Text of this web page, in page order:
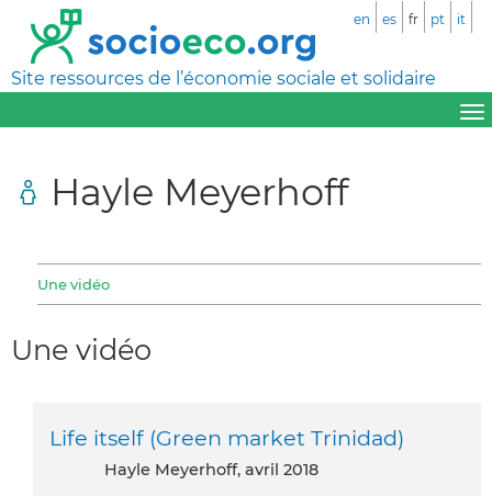
Site ressources de l’économie sociale et solidaire
en es fr pt it
Hayle Meyerhoff
Une vidéo
Une vidéo
Life itself (Green market Trinidad)
Hayle Meyerhoff, avril 2018